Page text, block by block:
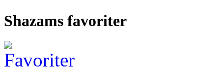
Shazams favoriter